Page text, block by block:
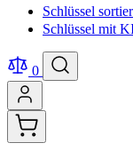
Schlüssel
Schlüssel mit
0